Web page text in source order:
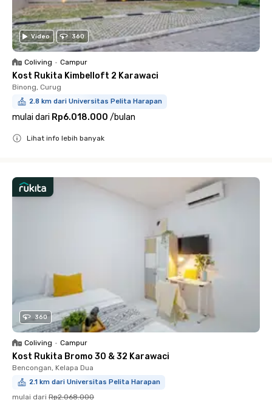
Video 360
Coliving • Campur
Kost Rukita Kimbelloft 2 Karawaci
Binong, Curug
2.8 km dari Universitas Pelita Harapan
mulai dari Rp6.018.000 /bulan
Lihat info lebih banyak
360
Coliving • Campur
Kost Rukita Bromo 30 & 32 Karawaci
Bencongan, Kelapa Dua
2.1 km dari Universitas Pelita Harapan
mulai dari Rp2.068.000